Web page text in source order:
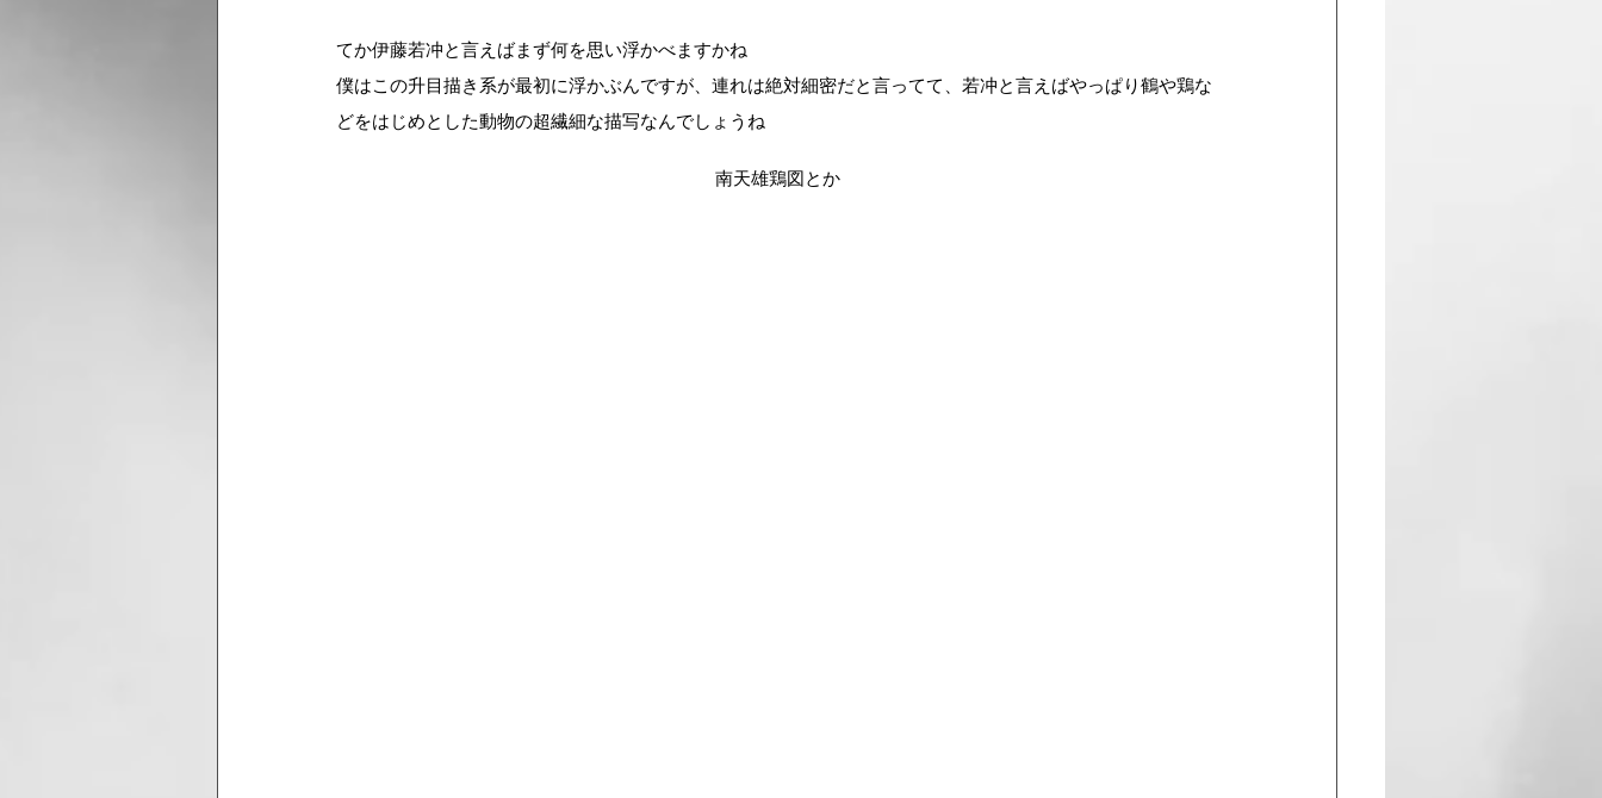
てか伊藤若冲と言えばまず何を思い浮かべますかね
僕はこの升目描き系が最初に浮かぶんですが、連れは絶対細密だと言ってて、若冲と言えばやっぱり鶴や鶏な
どをはじめとした動物の超繊細な描写なんでしょうね
南天雄鶏図とか